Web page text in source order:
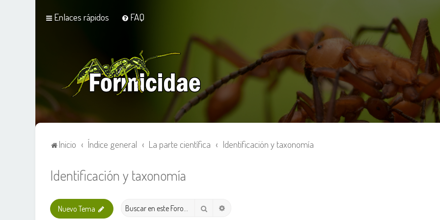
Enlaces rápidos FAQ
Inicio Índice general La parte científica Identificación y taxonomía
Identificación y taxonomía
Nuevo Tema Buscar